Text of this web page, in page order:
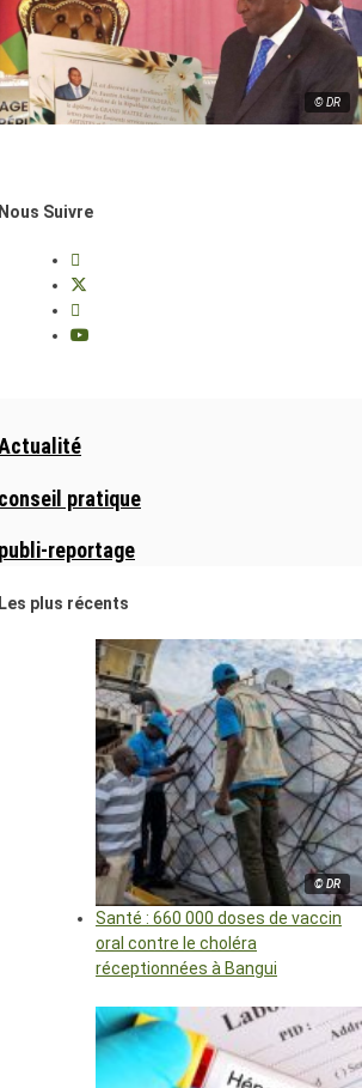
© DR
Nous Suivre
conseil pratique
publi-reportage
Les plus récents
© DR
Santé : 660 000 doses de vaccin
oral contre le choléra
réceptionnées à Bangui